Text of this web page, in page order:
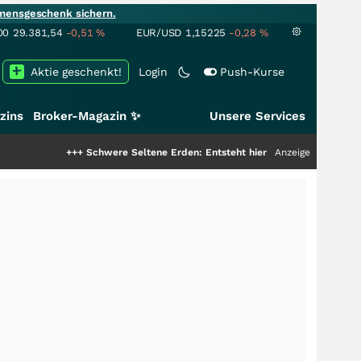
sichern.
29.381,54 -0,51% EUR/USD 1,15225 -0,28 %
Login Push-Kurse
Aktie geschenkt!
Broker-Magazin ✨ Unsere Services
Schwere Seltene Erden: Entsteht hier die nächste Milliardenstory?
Anzeige